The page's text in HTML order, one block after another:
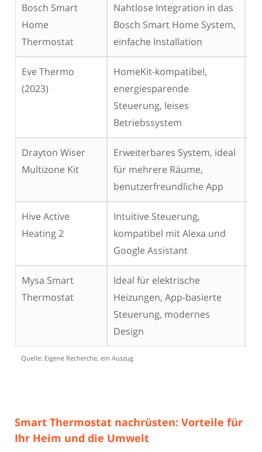
Bosch Smart
Home
Thermostat
Nahtlose Integration in das
Bosch Smart Home System,
einfache Installation
Eve Thermo
(2023)
HomeKit-kompatibel,
energiesparende
Steuerung, leises
Betriebssystem
Drayton Wiser
Multizone Kit
Erweiterbares System, ideal
für mehrere Räume,
benutzerfreundliche App
Hive Active
Heating 2
Intuitive Steuerung,
kompatibel mit Alexa und
Google Assistant
Mysa Smart
Thermostat
Ideal für elektrische
Heizungen, App-basierte
Steuerung, modernes
Design
Quelle: Eigene Recherche, ein Auszug
Smart Thermostat nachrüsten: Vorteile für
Ihr Heim und die Umwelt